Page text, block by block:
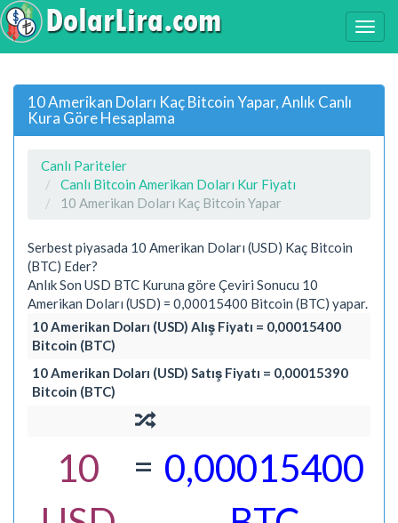
10 Amerikan Doları Kaç Bitcoin Yapar, Anlık Canlı
Kura Göre Hesaplama
Canlı Pariteler
Canlı Bitcoin Amerikan Doları Kur Fiyatı
10 Amerikan Doları Kaç Bitcoin Yapar
Serbest piyasada 10 Amerikan Doları (USD) Kaç Bitcoin
(BTC) Eder?
Anlık Son USD BTC Kuruna göre Çeviri Sonucu 10
Amerikan Doları (USD) = 0,00015400 Bitcoin (BTC) yapar.
10 Amerikan Doları (USD) Alış Fiyatı = 0,00015400
Bitcoin (BTC)
10 Amerikan Doları (USD) Satış Fiyatı = 0,00015390
Bitcoin (BTC)
10
= 0,00015400